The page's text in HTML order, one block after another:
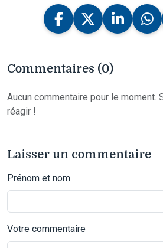
Commentaires (0)
Aucun commentaire pour le moment.
réagir !
Laisser un commentaire
Prénom et nom
Votre commentaire